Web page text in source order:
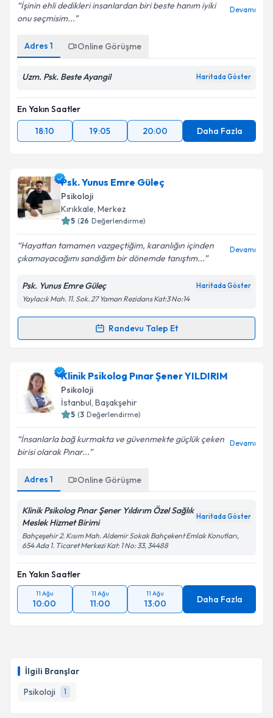
İlgili Branşlar
Psikoloji
1
İşinin ehli dedikleri insanlardan biri beste hanım iyiki
onu seçmisim...
Devamı
Adres 1 Online Görüşme
Uzm. Psk. Beste Ayangil Haritada Göster
En Yakın Saatler
18:10
19:05 20:00 Daha Fazla
Psk. Yunus Emre Güleç
Psikoloji
Kırıkkale, Merkez
5 (26 Değerlendirme)
Hayattan tamamen vazgeçtiğim, karanlığın içinden
çıkamayacağımı sandığım bir dönemde tanıştım...
Devamı
Psk. Yunus Emre Güleç Haritada Göster
Yaylacık Mah. 11. Sok. 27 Yaman Rezidans Kat:3 No:14
Randevu Talep Et
Randevu Takvimi Talebi
Psk. Yunus Emre Güleçiçin randevu takvimi talebi
oluşturun. Size bu uzmandan randevu almanız için bir
takvim hazırlandığında e-posta ile bilgilendireceğiz.
Kişisel verilerimin işlenmesine ilişkin
Metni'ni okudum ve kişisel verilerimin belirtilen
kapsamda işlenmesini kabul ediyorum.
Takvim Talebini Gönder
Klinik Psikolog Pınar Şener YILDIRIM
Psikoloji
İstanbul, Başakşehir
5 (3 Değerlendirme)
İnsanlarla bağ kurmakta ve güvenmekte güçlük çeken
birisi olarak Pınar...
Devamı
Adres 1 Online Görüşme
Klinik Psikolog Pınar Şener Yıldırım Özel Sağlık
Meslek Hizmet Birimi
Haritada Göster
Bahçeşehir 2. Kısım Mah. Aldemir Sokak Bahçekent Emlak Konutları,
654 Ada 1. Ticaret Merkezi Kat: 1 No: 33, 34488
En Yakın Saatler
11 Ağu
10:00
11 Ağu
11:00
11 Ağu
13:00 Daha Fazla